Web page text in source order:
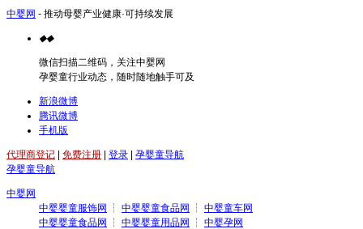
中婴网 - 推动母婴产业健康·可持续发展
◆◆
微信扫描二维码，关注中婴网
孕婴童行业动态，随时随地触手可及
新浪微博
腾讯微博
手机版
代理商登记 免费注册 登录
孕婴童导航
孕婴童导航
中婴网
中婴婴童服饰网
┆ 中婴婴童食品网 ┆ 中婴童车网
中婴婴童食品网
┆ 中婴婴童用品网 ┆ 中婴孕网